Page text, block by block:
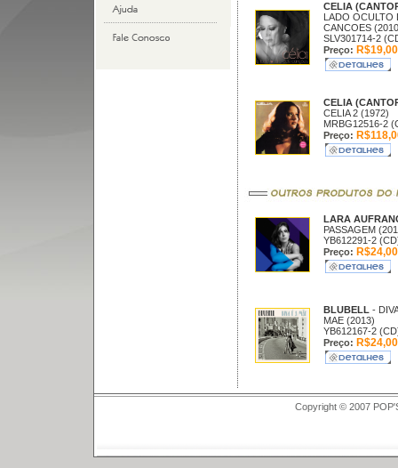
CELIA
LADO OCULTO
CANCOES
SLV301714-2
Preço: R$19,00
CELIA
CELIA 2 (1972)
MRBG12516-2
Preço:
LARA
PASSAGEM
YB612291-2
Preço: R$24,00
BLUBELL -
MAE (2013)
YB612167-2
Preço: R$24,00
Copyright © 2007